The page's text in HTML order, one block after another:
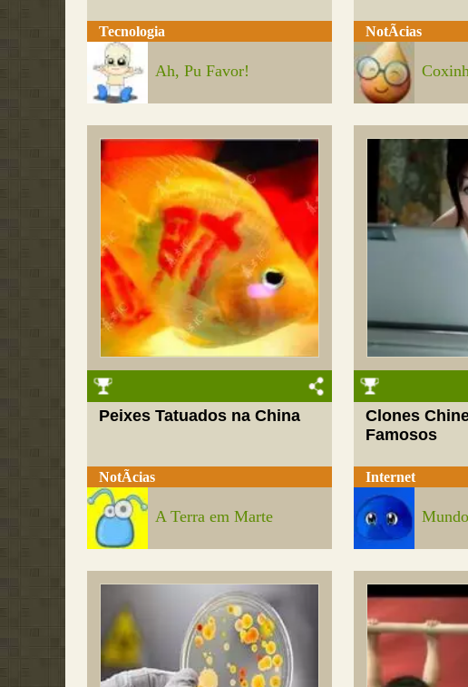
Tecnologia
Ah, Pu Favor!
NotÃ­cias
Peixes Tatuados na China
NotÃ­cias
A Terra em Marte
Clones
Famosos
Internet